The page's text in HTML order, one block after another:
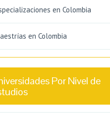
en Colombia
en Colombia
Por Nivel de